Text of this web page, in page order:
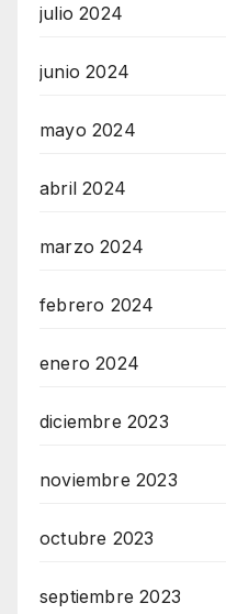
julio 2024
junio 2024
mayo 2024
abril 2024
marzo 2024
febrero 2024
enero 2024
diciembre 2023
noviembre 2023
octubre 2023
septiembre 2023